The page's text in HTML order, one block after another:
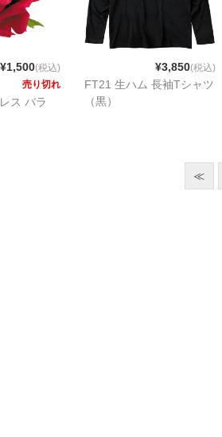
¥1,500(税込)
売り切れ
ス バラ
¥3,850(税込)
FT21 生ハム 長袖Tシャツ
（黒）
≪